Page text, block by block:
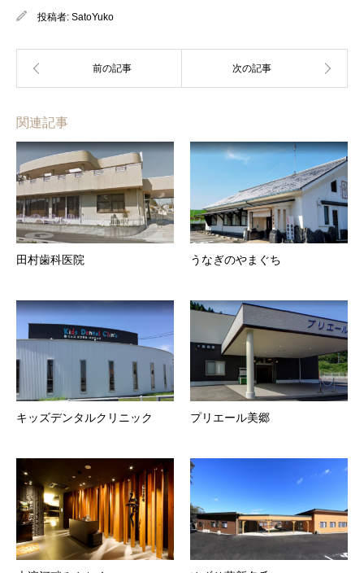
投稿者: SatoYuko
関連記事
田村歯科医院 うなぎのやまぐち
キッズデンタルクリニック プリエール美郷